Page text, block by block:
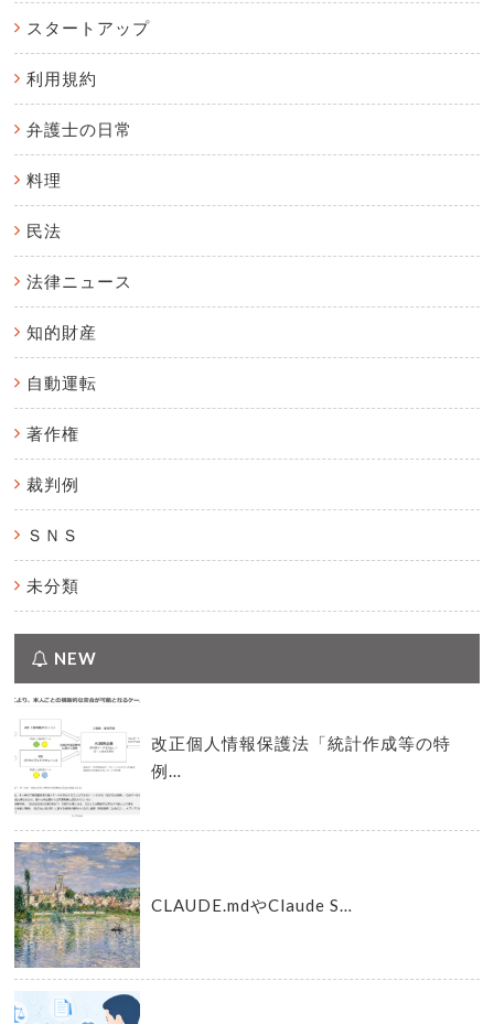
スタートアップ
利用規約
弁護士の日常
料理
民法
法律ニュース
知的財産
自動運転
著作権
裁判例
ＳＮＳ
未分類
NEW
改正個人情報保護法「統計作成等の特
例…
CLAUDE.mdやClaude S…